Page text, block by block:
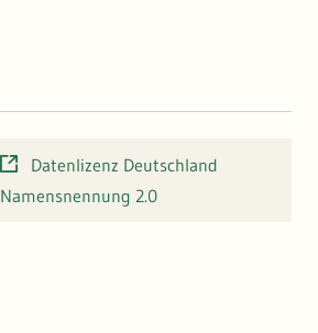
Datenlizenz Deutschland
Namensnennung 2.0